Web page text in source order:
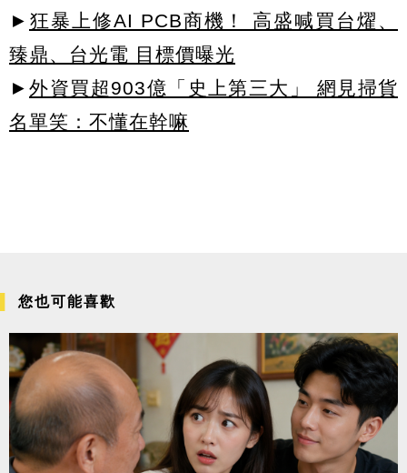
► 狂暴上修AI PCB商機！ 高盛喊買台燿、
臻鼎、台光電 目標價曝光
► 外資買超903億「史上第三大」 網見掃貨
名單笑：不懂在幹嘛
您也可能喜歡